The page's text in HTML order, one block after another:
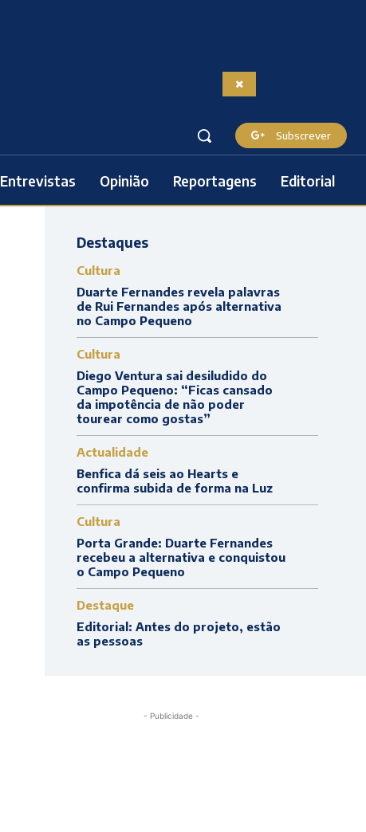
Subscrever
Entrevistas Opinião Reportagens Editorial
Destaques
Cultura
Duarte Fernandes revela palavras
de Rui Fernandes após alternativa
no Campo Pequeno
Cultura
Diego Ventura sai desiludido do
Campo Pequeno: “Ficas cansado
da impotência de não poder
tourear como gostas”
Actualidade
Benfica dá seis ao Hearts e
confirma subida de forma na Luz
Cultura
Porta Grande: Duarte Fernandes
recebeu a alternativa e conquistou
o Campo Pequeno
Destaque
Editorial: Antes do projeto, estão
as pessoas
- Publicidade -